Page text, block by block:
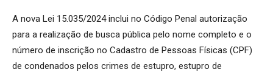
A nova Lei 15.035/2024 inclui no Código Penal autorização
para a realização de busca pública pelo nome completo e o
número de inscrição no Cadastro de Pessoas Físicas (CPF)
de condenados pelos crimes de estupro, estupro de